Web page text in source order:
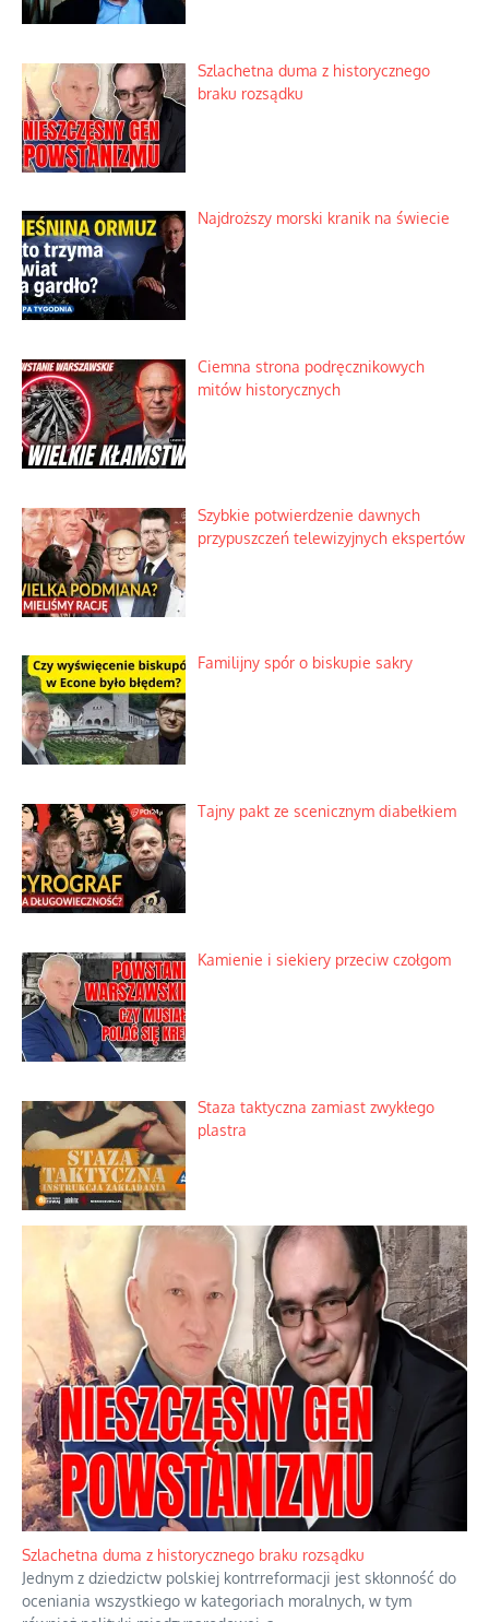
Kamienie i siekiery przeciw czołgom
Staza taktyczna zamiast zwykłego
plastra